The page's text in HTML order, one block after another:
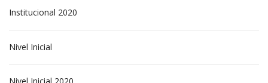
Institucional 2020
Nivel Inicial